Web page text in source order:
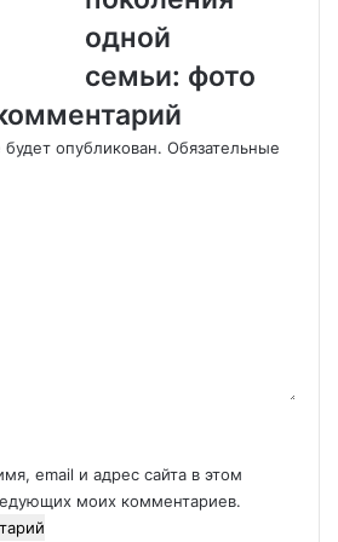
В
ь
т
н
а
р
о
одной
семьи: фото
опубликован. Обязательные
email и адрес сайта в этом
моих комментариев.